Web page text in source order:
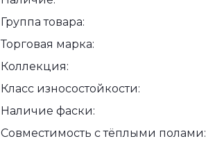
Группа товара:
Торговая марка:
Коллекция:
Класс износостойкости:
Наличие фаски:
Совместимость с тёплыми полами: